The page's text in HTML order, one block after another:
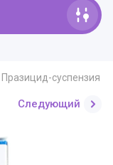
Празицид-суспензия
Следующий